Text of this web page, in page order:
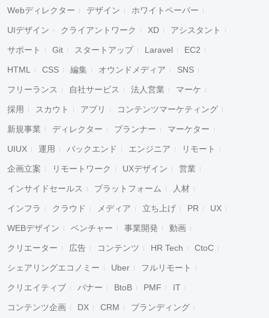
Webディレクター デザイン ホワイトペーパー
UIデザイン クライアントワーク XD アシスタント
サポート Git スタートアップ Laravel EC2
HTML CSS 編集 オウンドメディア SNS
フリーランス 自社サービス 法人営業 マーケ
採用 スカウト アプリ コンテンツマーケティング
新規事業 ディレクター プランナー マーケター
UIUX 運用 バックエンド エンジニア リモート
企画立案 リモートワーク UXデザイン 営業
インサイドセールス プラットフォーム 人材
インフラ クラウド メディア 立ち上げ PR UX
WEBデザイン ベンチャー 事業開発 動画
クリエーター 広告 コンテンツ HR Tech CtoC
シェアリングエコノミー Uber フルリモート
クリエイティブ バナー BtoB PMF IT
コンテンツ企画 DX CRM ブランディング